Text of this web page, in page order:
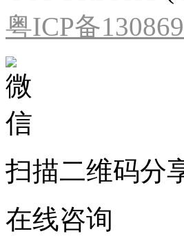
粤ICP备
扫描二维码分
在线咨询